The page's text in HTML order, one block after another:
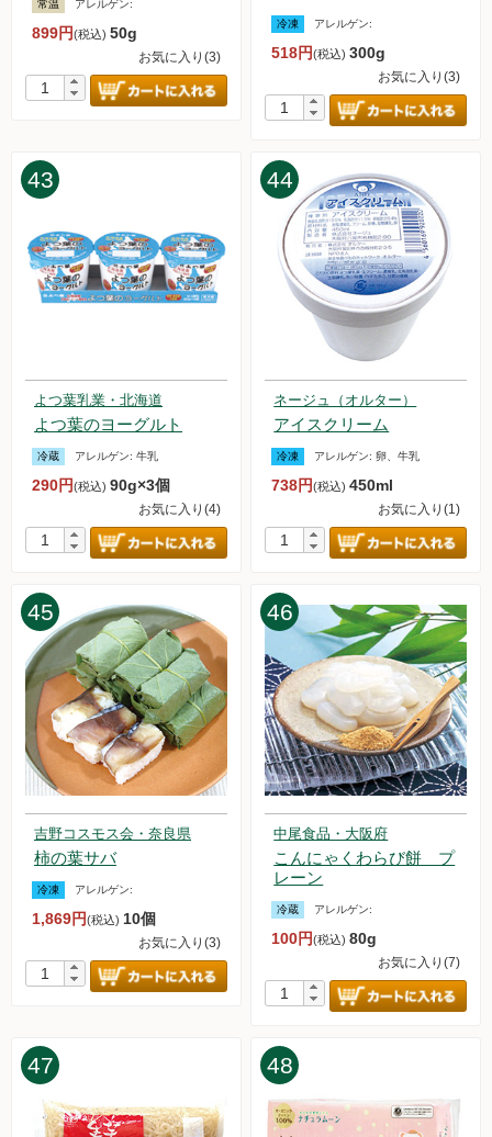
常温 アレルゲン:
899円(税込) 50g
お気に入り(3)
冷凍 アレルゲン:
518円(税込)300g
お気に入り(3)
43
よつ葉乳業・北海道
よつ葉のヨーグルト
冷蔵 アレルゲン: 牛乳
290円(税込) 90g×3個
お気に入り(4)
44
ネージュ（オルター）
アイスクリーム
冷凍 アレルゲン:卵、牛乳
738円(税込)450ml
お気に入り(1)
45
吉野コスモス会・奈良県
柿の葉サバ
冷凍 アレルゲン:
1,869円(税込) 10個
お気に入り(3)
46
中尾食品・大阪府
こんにゃくわらび餅 プ
レーン
冷蔵 アレルゲン:
100円(税込)80g
お気に入り(7)
47 48